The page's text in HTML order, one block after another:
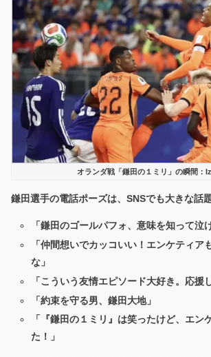
オランダ戦「鎌田の１ミリ」の瞬間：
鎌田選手の電話ポーズは、SNSでも大きな話
「鎌田のゴールパフォ、意味を知って泣
「仲間想いでカッコいい！エンケティア
な」
「こういう友情エピソード大好き。応援
「約束を守る男、鎌田大地」
「『鎌田の１ミリ』は笑ったけど、エン
た！」